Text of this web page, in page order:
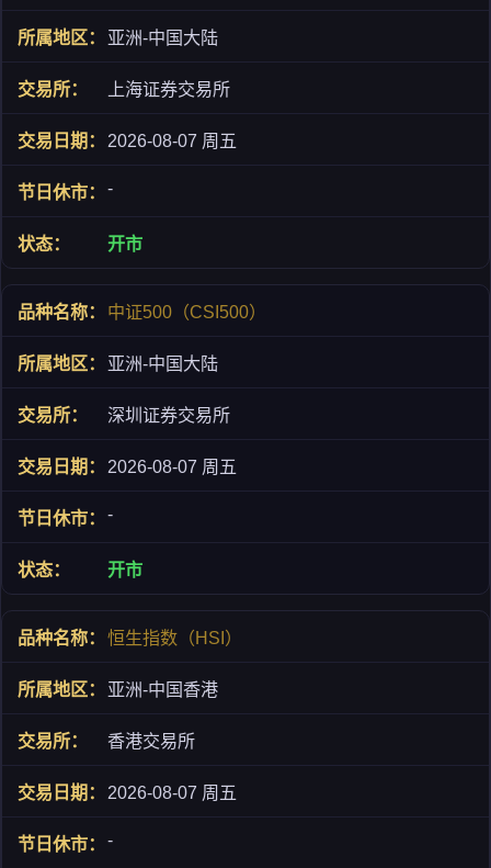
亚洲-中国大陆
上海证券交易所
2026-08-07 周五
-
开市
中证500（CSI500）
亚洲-中国大陆
深圳证券交易所
2026-08-07 周五
-
开市
恒生指数（HSI）
亚洲-中国香港
香港交易所
2026-08-07 周五
-